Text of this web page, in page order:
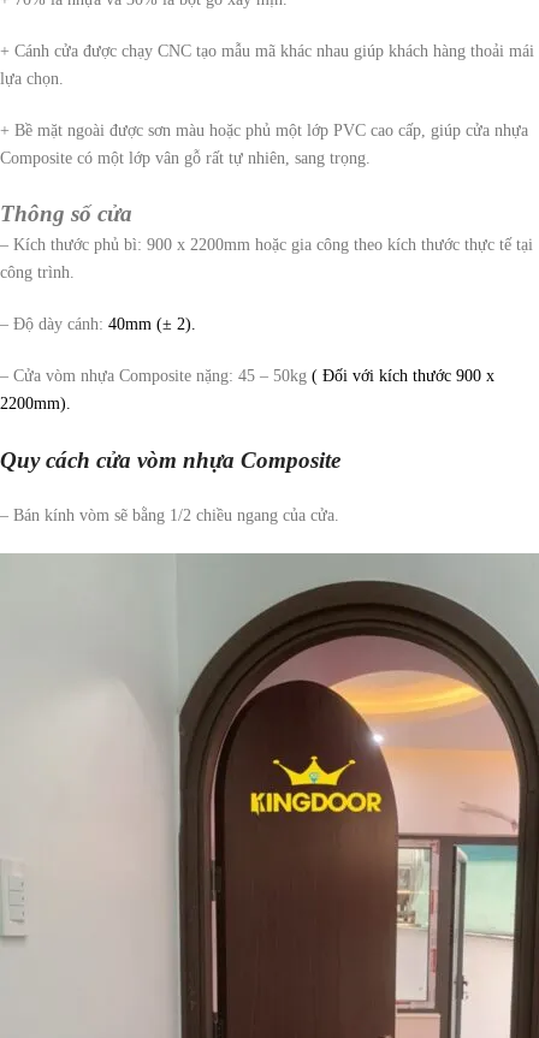
+ Cánh cửa được chạy CNC tạo mẫu mã khác nhau giúp khách hàng thoải mái
lựa chọn.
+ Bề mặt ngoài được sơn màu hoặc phủ một lớp PVC cao cấp, giúp cửa nhựa
Composite có một lớp vân gỗ rất tự nhiên, sang trọng.
Thông số cửa
– Kích thước phủ bì: 900 x 2200mm hoặc gia công theo kích thước thực tế tại
công trình.
– Độ dày cánh: 40mm (± 2).
– Cửa vòm nhựa Composite nặng: 45 – 50kg ( Đối với kích thước 900 x
2200mm).
Quy cách cửa vòm nhựa Composite
– Bán kính vòm sẽ bằng 1/2 chiều ngang của cửa.